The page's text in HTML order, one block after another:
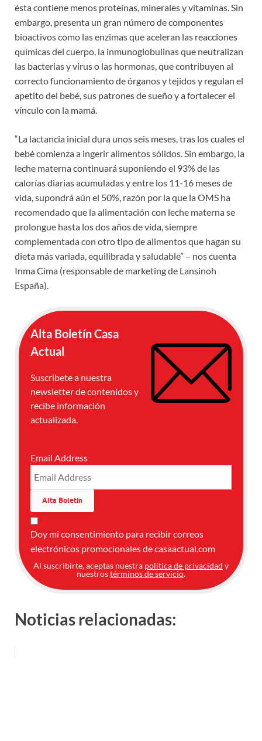
ésta contiene menos proteínas, minerales y vitaminas. Sin
embargo, presenta un gran número de componentes
bioactivos como las enzimas que aceleran las reacciones
químicas del cuerpo, la inmunoglobulinas que neutralizan
las bacterias y virus o las hormonas, que contribuyen al
correcto funcionamiento de órganos y tejidos y regulan el
apetito del bebé, sus patrones de sueño y a fortalecer el
vínculo con la mamá.
“La lactancia inicial dura unos seis meses, tras los cuales el
bebé comienza a ingerir alimentos sólidos. Sin embargo, la
leche materna continuará suponiendo el 93% de las
calorías diarias acumuladas y entre los 11-16 meses de
vida, supondrá aún el 50%, razón por la que la OMS ha
recomendado que la alimentación con leche materna se
prolongue hasta los dos años de vida, siempre
complementada con otro tipo de alimentos que hagan su
dieta más variada, equilibrada y saludable” – nos cuenta
Inma Cima (responsable de marketing de Lansinoh
España).
Alta Boletín Casa
Actual
Suscríbete a nuestra
newsletter de contenidos y
recibe información
actualizada.
Email Address
Doy mi consentimiento para recibir correos
electrónicos promocionales de casaactual.com
Al suscribirte, aceptas nuestra política de privacidad y
nuestrostérminos de servicio.
Noticias relacionadas: